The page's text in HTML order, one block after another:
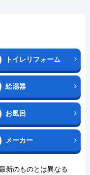
トイレリフォーム
給湯器
お風呂
メーカー
新のものとは異なる